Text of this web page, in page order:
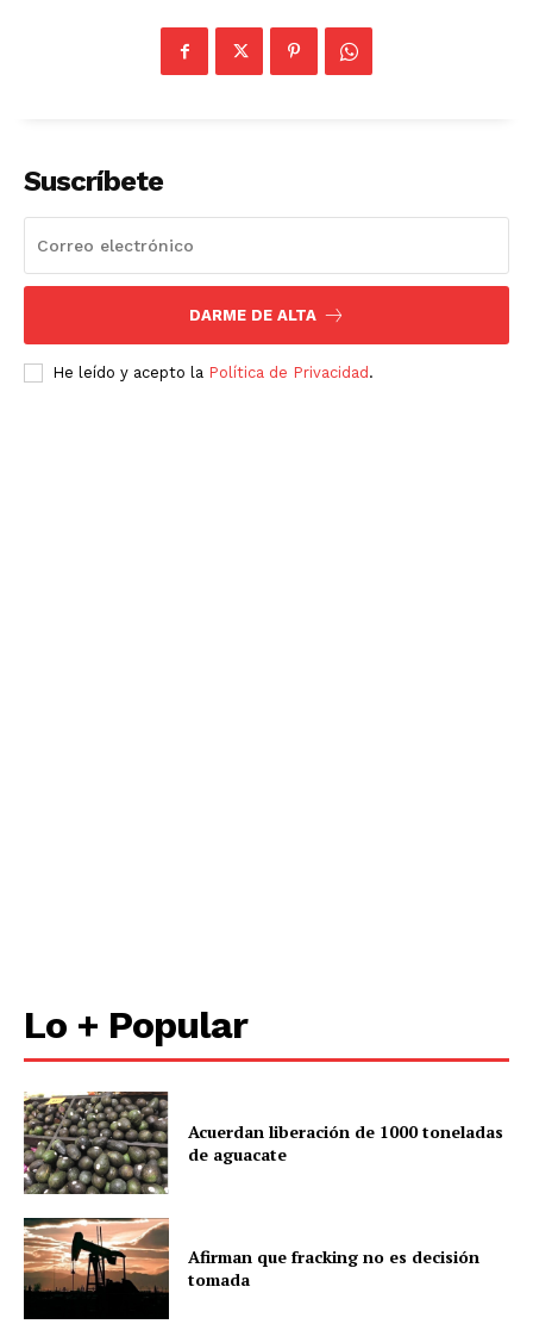
Suscríbete
DARME DE ALTA
He leído y acepto la Política de Privacidad .
Lo + Popular
Acuerdan liberación de 1000 toneladas
de aguacate
Afirman que fracking no es decisión
tomada